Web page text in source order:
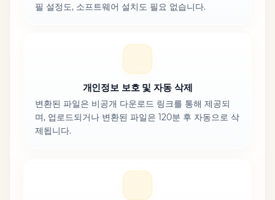
필 설정도, 소프트웨어 설치도 필요 없습니다.
개인정보 보호 및 자동 삭제
변환된 파일은 비공개 다운로드 링크를 통해 제공되
며, 업로드되거나 변환된 파일은 120분 후 자동으로 삭
제됩니다.